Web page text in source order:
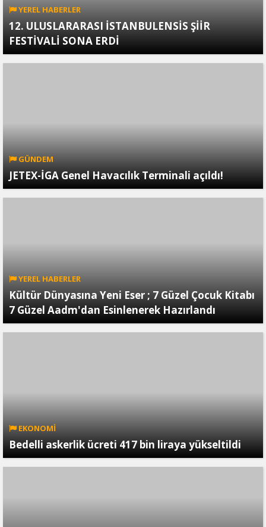
YEREL HABERLER
12. ULUSLARARASI İSTANBULENSİS ŞİİR
FESTİVALİ SONA ERDİ
GÜNDEM
JETEX-İGA Genel Havacılık Terminali açıldı!
YEREL HABERLER
Kültür Dünyasına Yeni Eser ; 7 Güzel Çocuk Kitabı
7 Güzel Aadm'dan Esinlenerek Hazırlandı
EKONOMİ
Bedelli askerlik ücreti 417 bin liraya yükseltildi